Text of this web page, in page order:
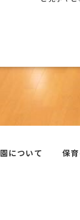
園について 保